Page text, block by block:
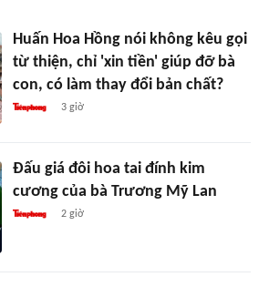
Huấn Hoa Hồng nói không kêu gọi
từ thiện, chỉ 'xin tiền' giúp đỡ bà
con, có làm thay đổi bản chất?
3 giờ
Đấu giá đôi hoa tai đính kim
cương của bà Trương Mỹ Lan
2 giờ